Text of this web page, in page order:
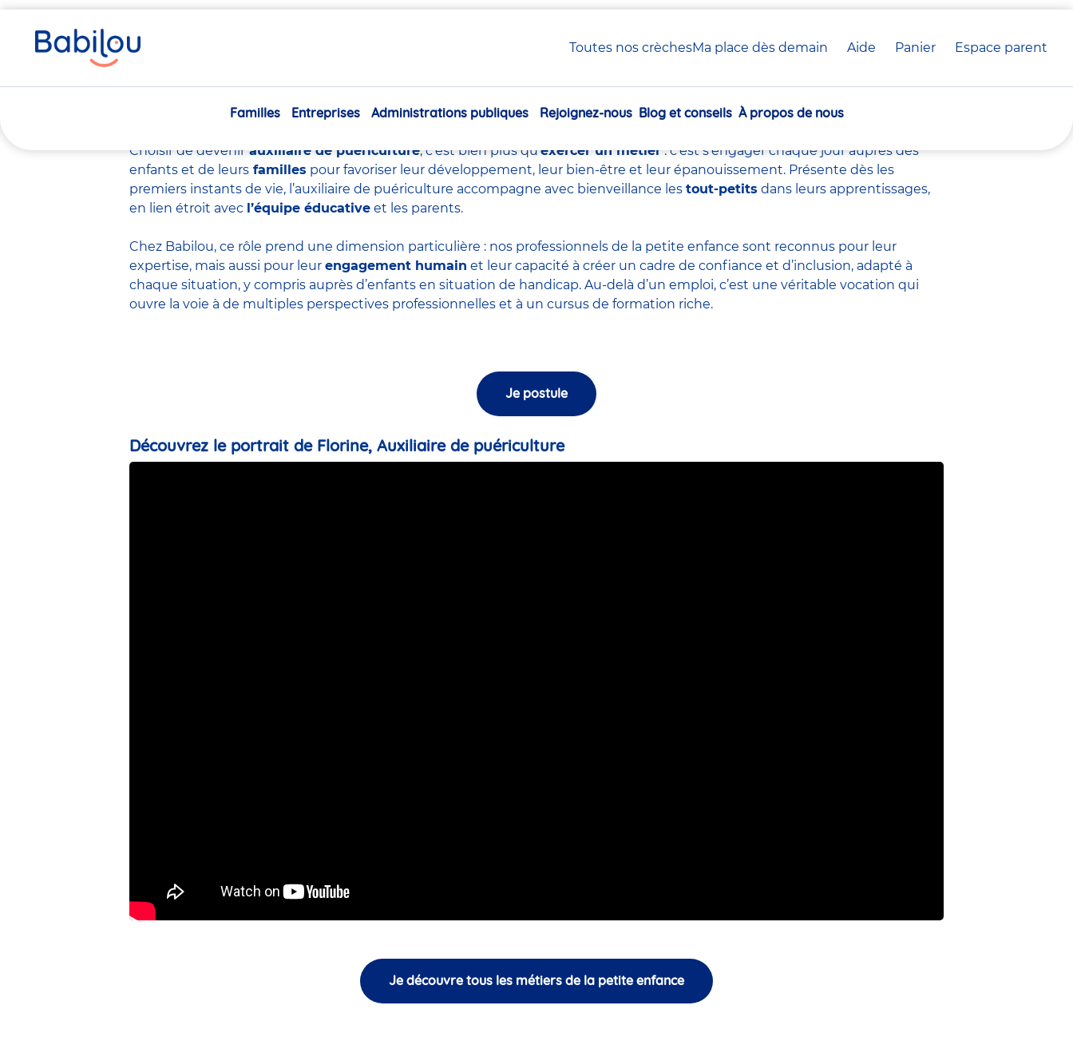
Toutes nos crèchesMa place dès demain Aide Panier crèche(s)
Espace parent
Navigation
Familles Entreprises Administrations publiques Rejoignez-nous Blog et conseils À propos de nous
êtes
ici
essentiel
Choisir de devenirauxiliaire de puériculture, c’est bien plus qu’exercer un métier: c’est s’engager chaque jour auprès des
enfants et de leurs familles pour favoriser leur développement, leur bien-être et leur épanouissement. Présente dès les
premiers instants de vie, l’auxiliaire de puériculture accompagne avec bienveillance les tout-petits dans leurs apprentissages,
en lien étroit avec l’équipe éducative et les parents.
Chez Babilou, ce rôle prend une dimension particulière : nos professionnels de la petite enfance sont reconnus pour leur
expertise, mais aussi pour leur engagement humain et leur capacité à créer un cadre de confiance et d’inclusion, adapté à
chaque situation, y compris auprès d’enfants en situation de handicap. Au-delà d’un emploi, c’est une véritable vocation qui
ouvre la voie à de multiples perspectives professionnelles et à un cursus de formation riche.
Je postule
Découvrez le portrait de Florine, Auxiliaire de puériculture
Je découvre tous les métiers de la petite enfance